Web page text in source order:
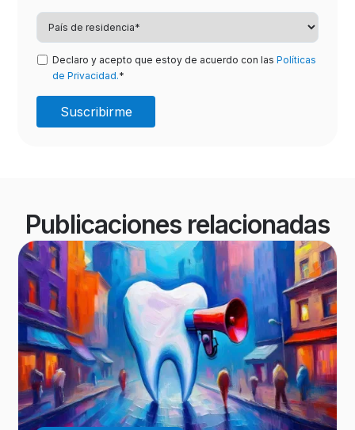
Declaro y acepto que estoy de acuerdo con lasPolíticas
de Privacidad.*
Publicaciones relacionadas